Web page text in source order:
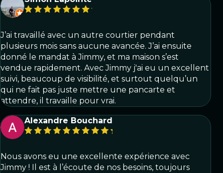
J’ai travaillé avec un autre courtier pendant
plusieurs mois sans aucune avancée. J’ai ensuite
donné le mandat à Jimmy, et ma maison s’est
vendue rapidement. Avec Jimmy j'ai eu un excellent
suivi, beaucoup de visibilité, et surtout quelqu’un
qui ne fait pas juste mettre une pancarte et
attendre, il travaille pour vrai.
Alexandre Bouchard
Nous avons eu une excellente expérience avec
Jimmy ! Il est à l’écoute de nos besoins, toujours